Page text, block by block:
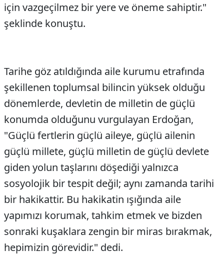
için vazgeçilmez bir yere ve öneme sahiptir."
şeklinde konuştu.
Tarihe göz atıldığında aile kurumu etrafında
şekillenen toplumsal bilincin yüksek olduğu
dönemlerde, devletin de milletin de güçlü
konumda olduğunu vurgulayan Erdoğan,
"Güçlü fertlerin güçlü aileye, güçlü ailenin
güçlü millete, güçlü milletin de güçlü devlete
giden yolun taşlarını döşediği yalnızca
sosyolojik bir tespit değil; aynı zamanda tarihi
bir hakikattir. Bu hakikatin ışığında aile
yapımızı korumak, tahkim etmek ve bizden
sonraki kuşaklara zengin bir miras bırakmak,
hepimizin görevidir." dedi.